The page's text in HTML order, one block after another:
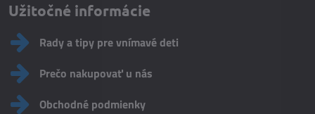
Užitočné informácie
Rady a tipy pre vnímavé deti
Prečo nakupovať u nás
Obchodné podmienky